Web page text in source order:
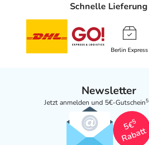
Schnelle Lieferung
Berlin Express
Newsletter
Jetzt anmelden und 5€-Gutschein5
5€
5
Rabatt